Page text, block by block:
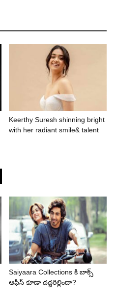
Keerthy Suresh shinning bright
with her radiant smile& talent
Saiyaara Collections కి బాక్స్
ఆఫీస్ కూడా దద్దరిల్లిందా?